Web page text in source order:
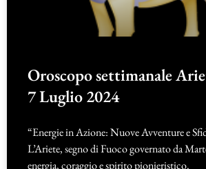
Oroscopo settimanale
7 Luglio 2024
“Energie in Azione: Nuove Avventure e
L’Ariete, segno di Fuoco governato da
energia, coraggio e spirito pionieristico.